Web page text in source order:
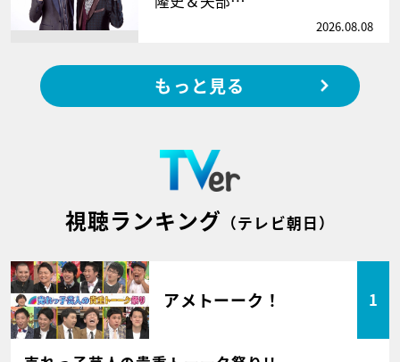
2026.08.08
もっと見る
視聴ランキング （テレビ朝日）
アメトーーク！ 1